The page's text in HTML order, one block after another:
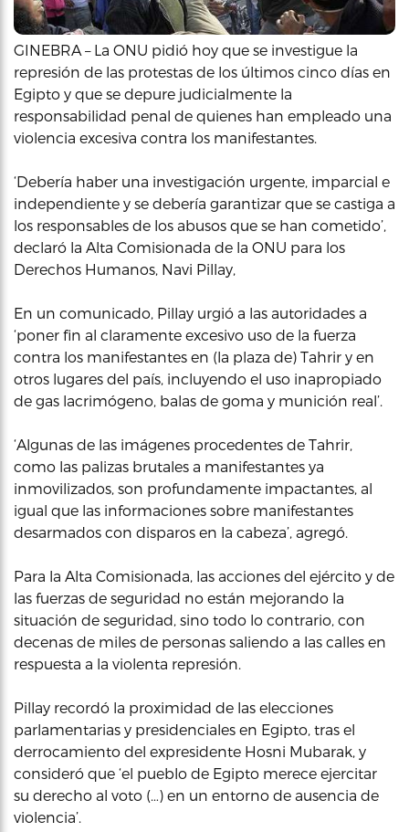
GINEBRA – La ONU pidió hoy que se investigue la
represión de las protestas de los últimos cinco días en
Egipto y que se depure judicialmente la
responsabilidad penal de quienes han empleado una
violencia excesiva contra los manifestantes.
‘Debería haber una investigación urgente, imparcial e
independiente y se debería garantizar que se castiga a
los responsables de los abusos que se han cometido’,
declaró la Alta Comisionada de la ONU para los
Derechos Humanos, Navi Pillay,
En un comunicado, Pillay urgió a las autoridades a
‘poner fin al claramente excesivo uso de la fuerza
contra los manifestantes en (la plaza de) Tahrir y en
otros lugares del país, incluyendo el uso inapropiado
de gas lacrimógeno, balas de goma y munición real’.
‘Algunas de las imágenes procedentes de Tahrir,
como las palizas brutales a manifestantes ya
inmovilizados, son profundamente impactantes, al
igual que las informaciones sobre manifestantes
desarmados con disparos en la cabeza’, agregó.
Para la Alta Comisionada, las acciones del ejército y de
las fuerzas de seguridad no están mejorando la
situación de seguridad, sino todo lo contrario, con
decenas de miles de personas saliendo a las calles en
respuesta a la violenta represión.
Pillay recordó la proximidad de las elecciones
parlamentarias y presidenciales en Egipto, tras el
derrocamiento del expresidente Hosni Mubarak, y
consideró que ‘el pueblo de Egipto merece ejercitar
su derecho al voto (…) en un entorno de ausencia de
violencia’.